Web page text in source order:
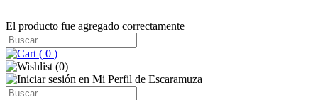
El producto fue agregado correctamente
( 0 )
(0)